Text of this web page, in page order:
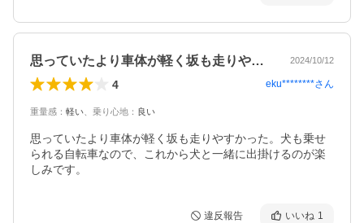
思っていたより車体が軽く坂も走りやすか… 2024/10/12
4 eku********さん
重量感 ： 軽い 乗り心地 ： 良い
思っていたより車体が軽く坂も走りやすかった。犬も乗せ
られる自転車なので、これから犬と一緒に出掛けるのが楽
しみです。
違反報告 いいね 1